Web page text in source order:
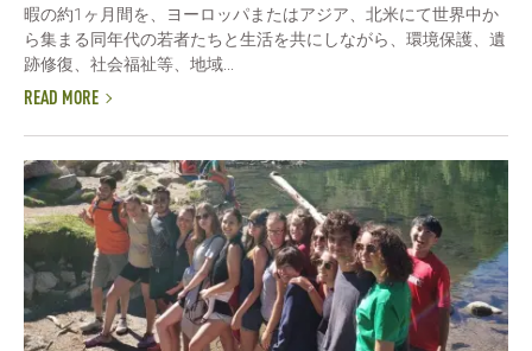
暇の約1ヶ月間を、ヨーロッパまたはアジア、北米にて世界中か
ら集まる同年代の若者たちと生活を共にしながら、環境保護、遺
跡修復、社会福祉等、地域...
READ MORE